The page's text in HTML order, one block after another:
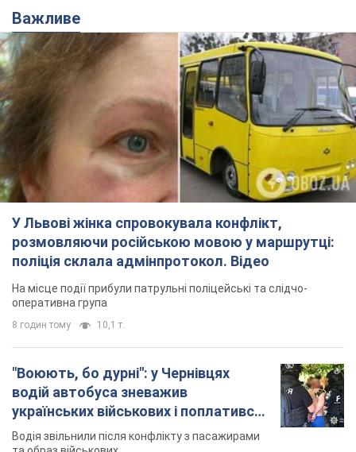
розмовляючи російською мовою у маршрутці:
поліція склала адмінпротокол. Відео
На місце події прибули патрульні поліцейські та слідчо-
оперативна група
8 годин тому 10,1 т.
"Воюють, бо дурні": у Чернівцях
водій автобуса зневажив
українських військових і поплатився.
Відео
Водія звільнили після конфлікту з пасажирами
та образ військових
11 годин тому 8,8 т.
"Не слідкує за сексуальністю": у
Києві консультант салону краси
зовнішності жінки, сказавши, що вона носить
"чоловічу стрижку"
4 години тому 14,7 т.